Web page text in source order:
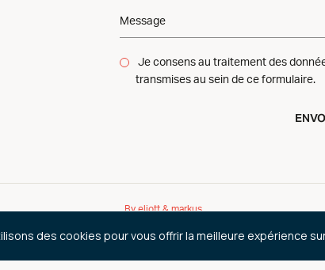
Je consens au traitement des
transmises au sein de ce formulaire.
By eliott & markus
des cookies pour vous offrir la meilleure expérience